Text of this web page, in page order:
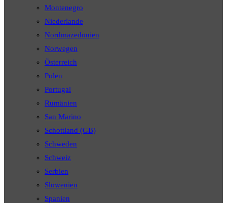
Montenegro
Niederlande
Nordmazedonien
Norwegen
Österreich
Polen
Portugal
Rumänien
San Marino
Schottland (GB)
Schweden
Schweiz
Serbien
Slowenien
Spanien